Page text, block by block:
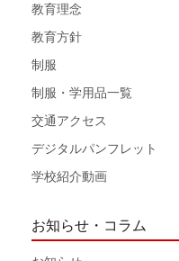
教育理念
教育方針
制服
制服・学用品一覧
交通アクセス
デジタルパンフレット
学校紹介動画
お知らせ・コラム